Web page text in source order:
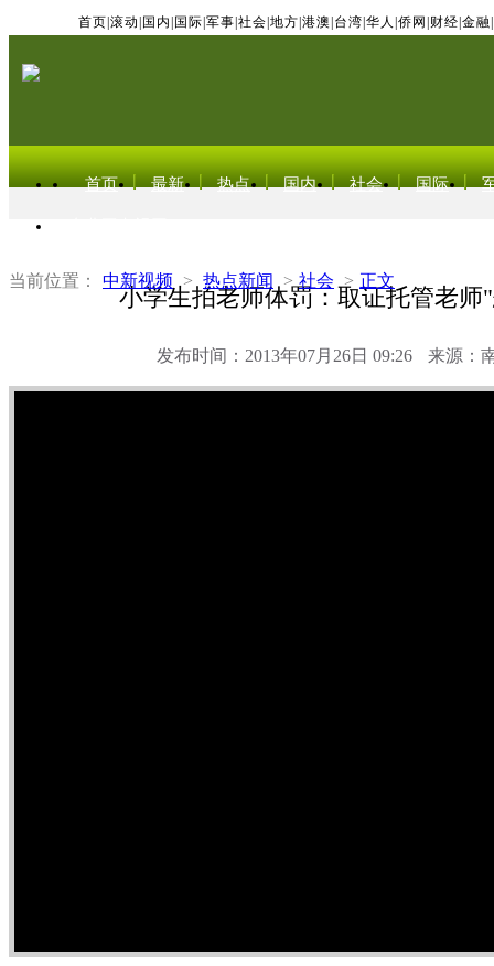
首页 滚动 国内 国际 军事 社会 地方 港澳 台湾 华人 侨网 财经 金融
首页 最新 热点 国内 社会 国际
当前位置： 中新视频 > 热点新闻 > 社会 > 正文
小学生拍老师体罚：取证托管老师
发布时间：2013年07月26日 09:26 来源：